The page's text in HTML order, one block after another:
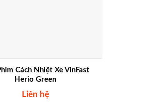
Cách Nhiệt Xe VinFast
Herio Green
Liên hệ